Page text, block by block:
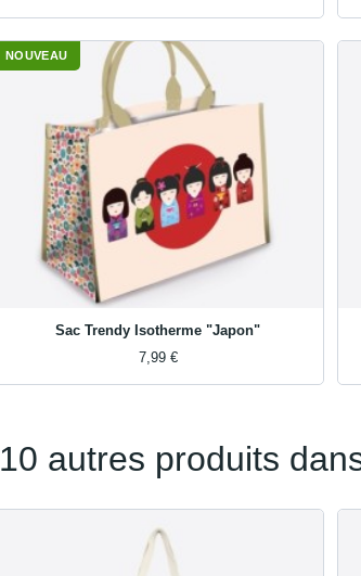
Sac Trendy Isotherme "Japon"
7,99 €
NOUVEAU
10 autres produits